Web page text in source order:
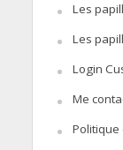
Les
Les
Login
Me
Politique